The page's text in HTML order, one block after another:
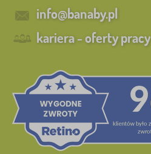
info@banaby.pl
kariera - oferty pracy